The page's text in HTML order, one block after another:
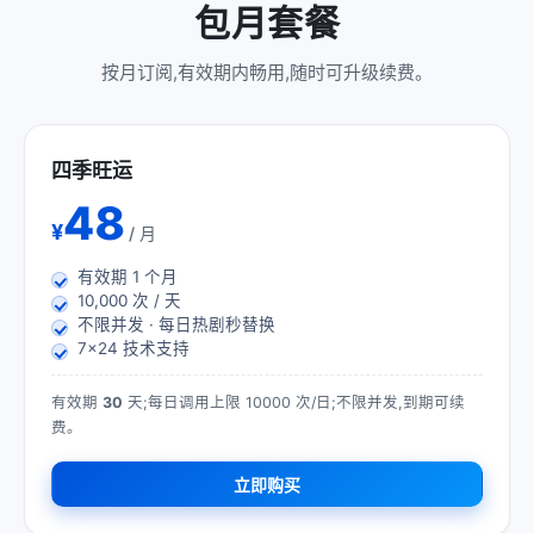
包月套餐
按月订阅,有效期内畅用,随时可升级续费。
四季旺运
¥48 / 月
有效期 1 个月
10,000 次 / 天
不限并发 · 每日热剧秒替换
7×24 技术支持
有效期 30 天;每日调用上限 10000 次/日;不限并发,到期可续
费。
立即购买